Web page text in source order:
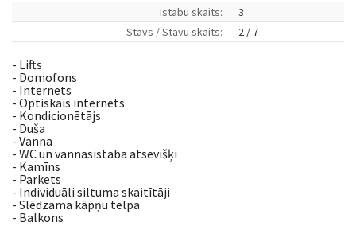
Istabu skaits:
3
Stāvs / Stāvu skaits:
2 / 7
- Lifts
- Domofons
- Internets
- Optiskais internets
- Kondicionētājs
- Duša
- Vanna
- WC un vannasistaba atsevišķi
- Kamīns
- Parkets
- Individuāli siltuma skaitītāji
- Slēdzama kāpņu telpa
- Balkons